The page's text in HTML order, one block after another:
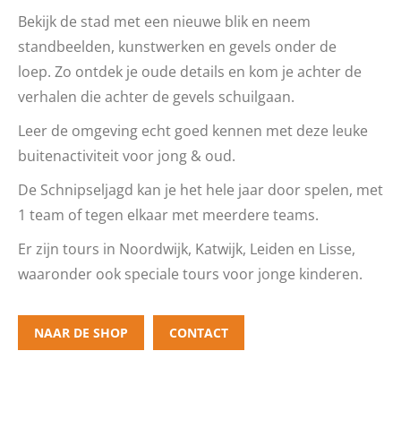
Bekijk de stad met een nieuwe blik en neem
standbeelden, kunstwerken en gevels onder de
loep. Zo ontdek je oude details en kom je achter de
verhalen die achter de gevels schuilgaan.
Leer de omgeving echt goed kennen met deze leuke
buitenactiviteit voor jong & oud.
De Schnipseljagd kan je het hele jaar door spelen, met
1 team of tegen elkaar met meerdere teams.
Er zijn tours in Noordwijk, Katwijk, Leiden en Lisse,
waaronder ook speciale tours voor jonge kinderen.
NAAR DE SHOP CONTACT